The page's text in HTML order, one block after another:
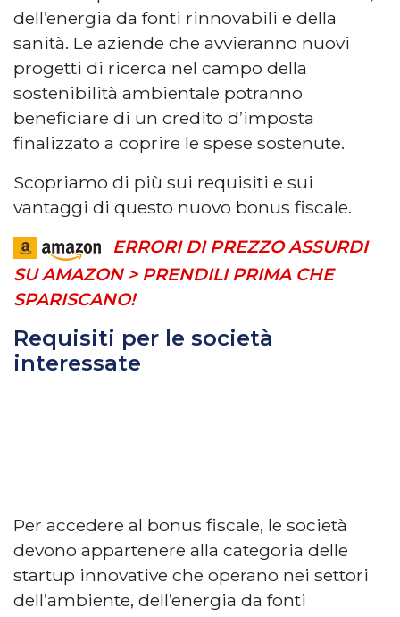
dell’energia da fonti rinnovabili e della
sanità. Le aziende che avvieranno nuovi
progetti di ricerca nel campo della
sostenibilità ambientale potranno
beneficiare di un credito d’imposta
finalizzato a coprire le spese sostenute.
Scopriamo di più sui requisiti e sui
vantaggi di questo nuovo bonus fiscale.
ERRORI DI PREZZO ASSURDI
SU AMAZON > PRENDILI PRIMA CHE
SPARISCANO!
Requisiti per le società
interessate
Per accedere al bonus fiscale, le società
devono appartenere alla categoria delle
startup innovative che operano nei settori
dell’ambiente, dell’energia da fonti